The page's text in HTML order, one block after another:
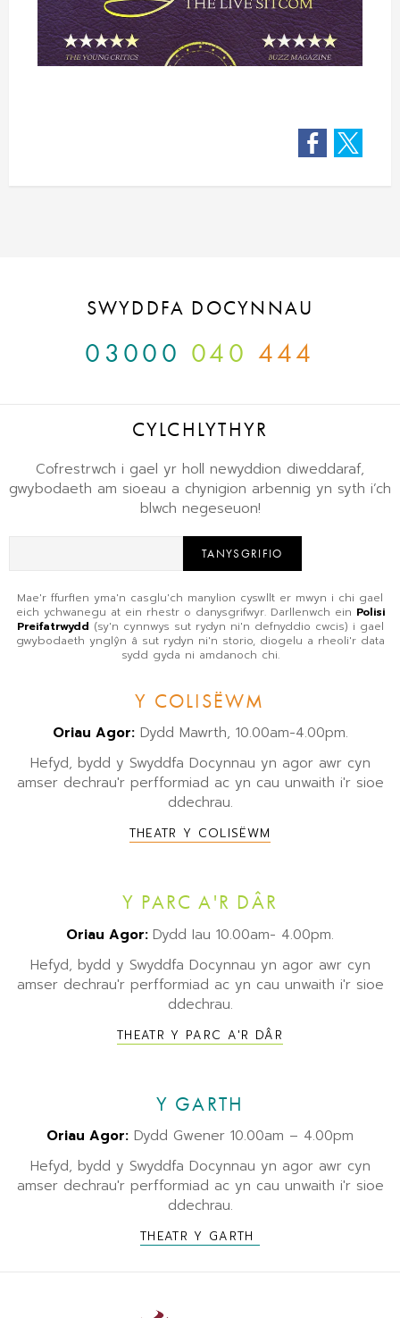
Facebook
SWYDDFA DOCYNNAU
03000 040 444
CYLCHLYTHYR
Cofrestrwch i gael yr holl newyddion diweddaraf,
gwybodaeth am sioeau a chynigion arbennig yn syth i’ch
blwch negeseuon!
TANYSGRIFIO
Mae'r ffurflen yma'n casglu'ch manylion cyswllt er mwyn i chi gael
eich ychwanegu at ein rhestr o danysgrifwyr. Darllenwch ein Polisi
Preifatrwydd (sy'n cynnwys sut rydyn ni'n defnyddio cwcis) i gael
gwybodaeth ynglŷn â sut rydyn ni'n storio, diogelu a rheoli'r data
sydd gyda ni amdanoch chi.
Y COLISËWM
Oriau Agor:Dydd Mawrth, 10.00am-4.00pm.
Hefyd, bydd y Swyddfa Docynnau yn agor awr cyn
amser dechrau'r perfformiad ac yn cau unwaith i'r sioe
ddechrau.
THEATR Y COLISËWM
Y PARC A'R DÂR
Oriau Agor: Dydd Iau 10.00am- 4.00pm.
Hefyd, bydd y Swyddfa Docynnau yn agor awr cyn
amser dechrau'r perfformiad ac yn cau unwaith i'r sioe
ddechrau.
THEATR Y PARC A'R DÂR
Y GARTH
Oriau Agor: Dydd Gwener 10.00am – 4.00pm
Hefyd, bydd y Swyddfa Docynnau yn agor awr cyn
amser dechrau'r perfformiad ac yn cau unwaith i'r sioe
ddechrau.
THEATR Y GARTH